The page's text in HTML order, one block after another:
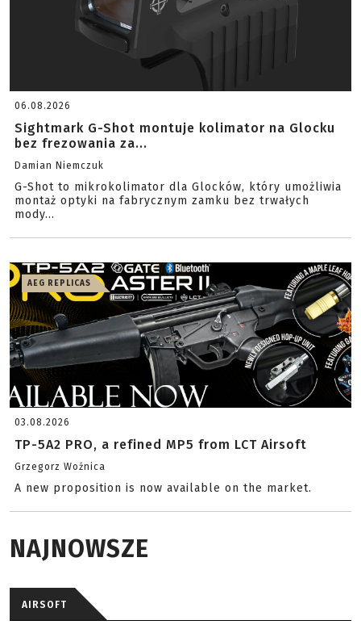
06.08.2026
Sightmark G-Shot montuje kolimator na Glocku
bez frezowania za...
Damian Niemczuk
G-Shot to mikrokolimator dla Glocków, który umożliwia
montaż optyki na fabrycznym zamku bez trwałych
mody...
AEG REPLICAS
03.08.2026
TP-5A2 PRO, a refined MP5 from LCT Airsoft
Grzegorz Woźnica
A new proposition is now available on the market.
NAJNOWSZE
AIRSOFT